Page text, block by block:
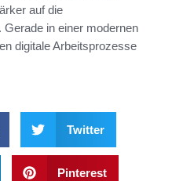
auf die
Gerade in einer modernen
digitale Arbeitsprozesse
Twitter
Pinterest